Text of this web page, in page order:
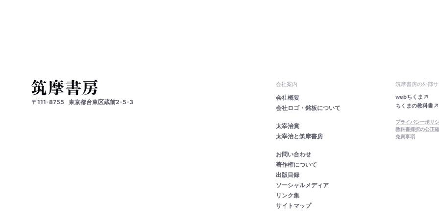
〒111-8755 東京都台東区蔵前2-5-3
会社案内
会社概要
会社ロゴ・銘板について
太宰治賞
太宰治と筑摩書房
お問い合わせ
著作権について
出版目録
ソーシャルメディア
リンク集
サイトマップ
筑摩書房の外部サ
webちくま
ちくまの教科書
プライバシーポリ
教科書採択の公正
免責事項